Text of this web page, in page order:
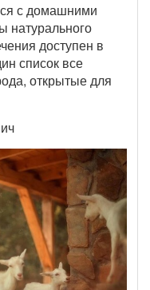
с домашними
натурального
доступен в
список все
открытые для